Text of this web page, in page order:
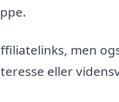
men
eller